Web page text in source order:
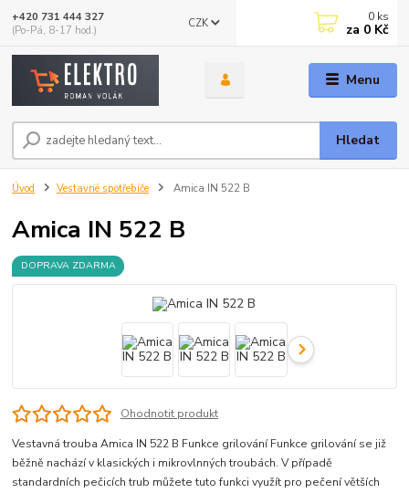
Menu
CZK
Hledat
+420 731 444 327
(Po-Pá, 8-17 hod.)
0 ks
za 0 Kč
Úvod Vestavné spotřebiče Amica IN 522 B
Amica IN 522 B
DOPRAVA ZDARMA
Ohodnotit produkt
Vestavná trouba Amica IN 522 B Funkce grilování Funkce grilování se již
běžně nachází v klasických i mikrovlnných troubách. V případě
standardních pečicích trub můžete tuto funkci využít pro pečení větších